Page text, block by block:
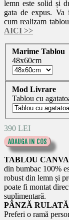
lemn este solid și
gata de expus. Va
cum realizam
AICI >>
Marime Tablou
48x60cm
Mod Livrare
Tablou cu
390 LEI
ADAUGA IN COS
TABLOU
din bumbac 100%
robust din lemn și
poate fi montat
suplimentară.
PÂNZĂ
Preferi o ramă